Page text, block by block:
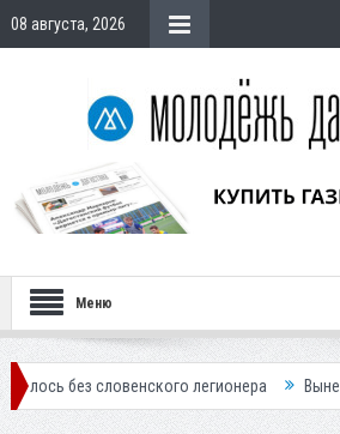
08 августа, 2026
Меню
легионера Вынесен приговор